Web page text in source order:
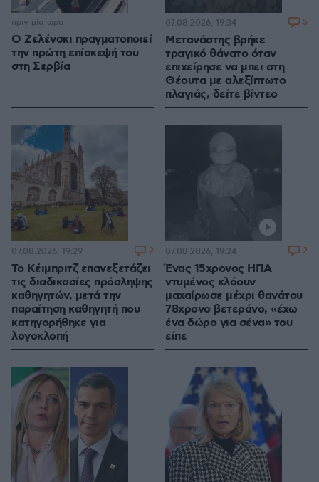
Ο Ζελένσκι πραγματοποιεί
την πρώτη επίσκεψή του
στη Σερβία
πριν μία ώρα
Μετανάστης βρήκε
τραγικό θάνατο όταν
επιχείρησε να μπει στη
Θέουτα με αλεξίπτωτο
πλαγιάς, δείτε βίντεο
07.08.2026, 19:34 5
Το Κέιμπριτζ επανεξετάζει
τις διαδικασίες πρόσληψης
καθηγητών, μετά την
παραίτηση καθηγητή που
κατηγορήθηκε για
λογοκλοπή
07.08.2026, 19:29 2
Ένας 15χρονος ΗΠΑ
ντυμένος κλόουν
μαχαίρωσε μέχρι θανάτου
78χρονο βετεράνο, «έχω
ένα δώρο για σένα» του
είπε
07.08.2026, 19:24 2